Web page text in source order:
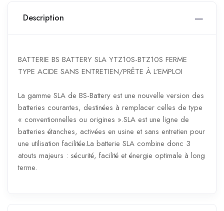
Description
BATTERIE BS BATTERY SLA YTZ10S-BTZ10S FERME
TYPE ACIDE SANS ENTRETIEN/PRÊTE À L'EMPLOI
La gamme SLA de BS-Battery est une nouvelle version des
batteries courantes, destinées à remplacer celles de type
« conventionnelles ou origines ».SLA est une ligne de
batteries étanches, activées en usine et sans entretien pour
une utilisation facilitée.La batterie SLA combine donc 3
atouts majeurs : sécurité, facilité et énergie optimale à long
terme.